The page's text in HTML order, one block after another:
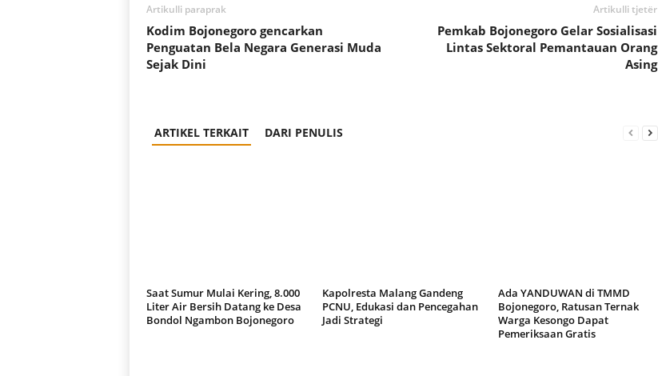
Artikulli paraprak
Kodim Bojonegoro gencarkan
Penguatan Bela Negara Generasi Muda
Sejak Dini
Artikulli tjetër
Pemkab Bojonegoro Gelar Sosialisasi
Lintas Sektoral Pemantauan Orang
Asing
ARTIKEL TERKAIT DARI PENULIS
Saat Sumur Mulai Kering, 8.000
Liter Air Bersih Datang ke Desa
Bondol Ngambon Bojonegoro
Kapolresta Malang Gandeng
PCNU, Edukasi dan Pencegahan
Jadi Strategi
Ada YANDUWAN di TMMD
Bojonegoro, Ratusan Ternak
Warga Kesongo Dapat
Pemeriksaan Gratis